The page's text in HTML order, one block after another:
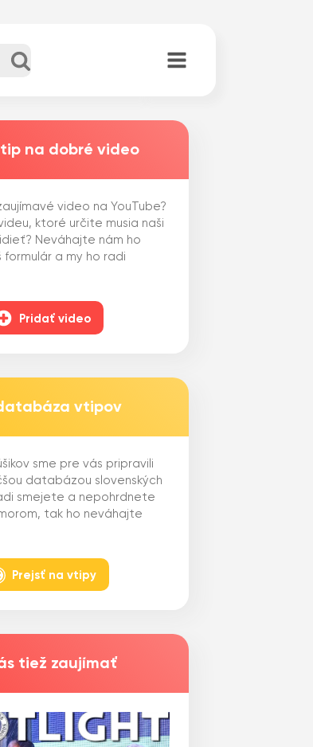
na dobré video
video na YouTube?
ktoré určite musia naši
Neváhajte nám ho
a my ho radi
Pridať video
vtipov
sme pre vás pripravili
databázou slovenských
smejete a nepohrdnete
tak ho neváhajte
Prejsť na vtipy
tiež zaujímať